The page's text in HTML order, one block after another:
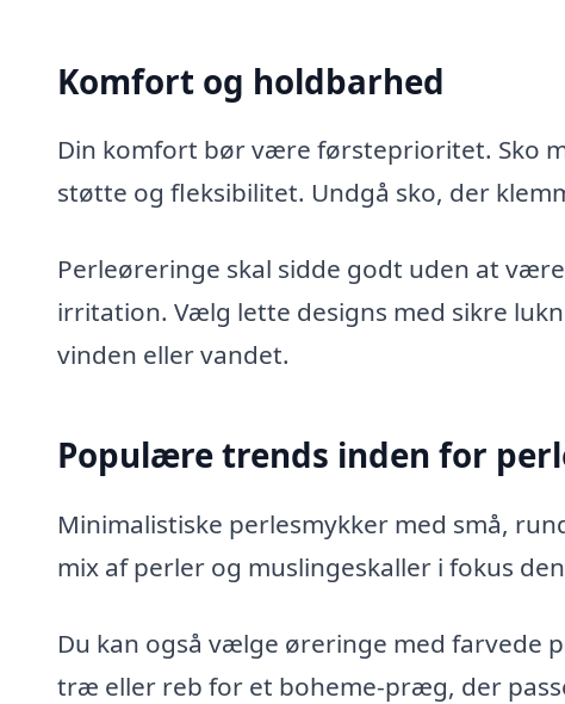
Komfort og holdbarhed
Din komfort bør være førsteprioritet. Sko
støtte og fleksibilitet. Undgå sko, der
Perleøreringe skal sidde godt uden at
irritation. Vælg lette designs med sikre
vinden eller vandet.
Populære trends inden for
Minimalistiske perlesmykker med små,
mix af perler og muslingeskaller i fokus
Du kan også vælge øreringe med farvede
træ eller reb for et boheme-præg, der